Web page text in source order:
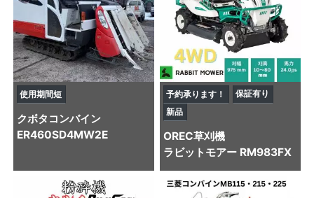
使用期間短
クボタ コンバイン
ER460SD4MW2E
予約承ります！
保証有り
新品
OREC草刈機
ラビットモアー RM983FX